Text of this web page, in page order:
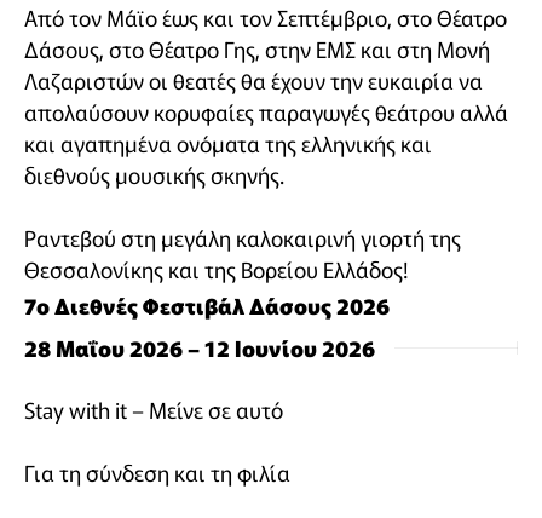
Από τον Μάϊο έως και τον Σεπτέμβριο, στο Θέατρο
Δάσους, στο Θέατρο Γης, στην ΕΜΣ και στη Μονή
Λαζαριστών οι θεατές θα έχουν την ευκαιρία να
απολαύσουν κορυφαίες παραγωγές θεάτρου αλλά
και αγαπημένα ονόματα της ελληνικής και
διεθνούς μουσικής σκηνής.
Ραντεβού στη μεγάλη καλοκαιρινή γιορτή της
Θεσσαλονίκης και της Βορείου Ελλάδος!
7ο Διεθνές Φεστιβάλ Δάσους 2026
28 Μαΐου 2026 – 12 Ιουνίου 2026
Stay with it – Μείνε σε αυτό
Για τη σύνδεση και τη φιλία